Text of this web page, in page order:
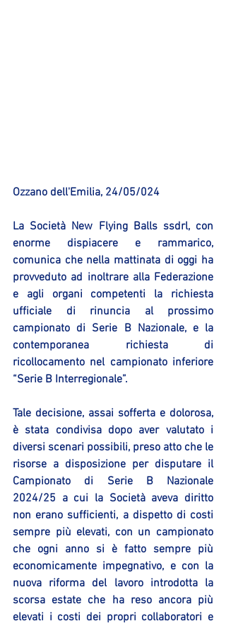
Ozzano dell'Emilia, 24/05/024
La Società New Flying Balls ssdrl, con
enorme dispiacere e rammarico,
comunica che nella mattinata di oggi ha
provveduto ad inoltrare alla Federazione
e agli organi competenti la richiesta
ufficiale di rinuncia al prossimo
campionato di Serie B Nazionale, e la
contemporanea richiesta di
ricollocamento nel campionato inferiore
“Serie B Interregionale”.
Tale decisione, assai sofferta e dolorosa,
è stata condivisa dopo aver valutato i
diversi scenari possibili, preso atto che le
risorse a disposizione per disputare il
Campionato di Serie B Nazionale
2024/25 a cui la Società aveva diritto
non erano sufficienti, a dispetto di costi
sempre più elevati, con un campionato
che ogni anno si è fatto sempre più
economicamente impegnativo, e con la
nuova riforma del lavoro introdotta la
scorsa estate che ha reso ancora più
elevati i costi dei propri collaboratori e